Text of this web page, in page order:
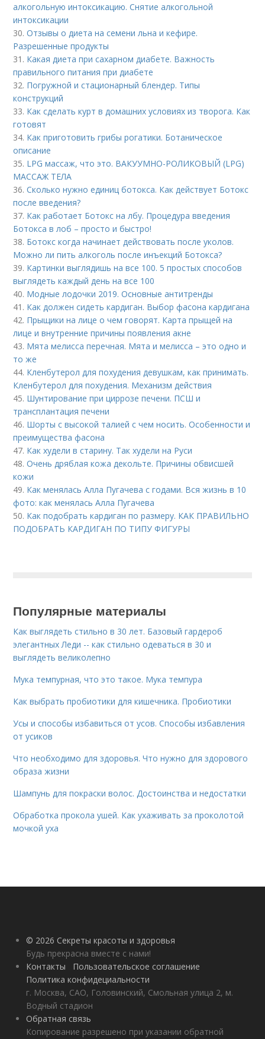
алкогольную интоксикацию. Снятие алкогольной
интоксикации
30.Отзывы о диета на семени льна и кефире.
Разрешенные продукты
31. Какая диета при сахарном диабете. Важность
правильного питания при диабете
32. Погружной и стационарный блендер. Типы
конструкций
33. Как сделать курт в домашних условиях из творога. Как
готовят
34. Как приготовить грибы рогатики. Ботаническое
описание
35. LPG массаж, что это. ВАКУУМНО-РОЛИКОВЫЙ (LPG)
МАССАЖ ТЕЛА
36.Сколько нужно единиц ботокса. Как действует Ботокс
после введения?
37. Как работает Ботокс на лбу. Процедура введения
Ботокса в лоб – просто и быстро!
38. Ботокс когда начинает действовать после уколов.
Можно ли пить алкоголь после инъекций Ботокса?
39. Картинки выглядишь на все 100. 5 простых способов
выглядеть каждый день на все 100
40. Модные лодочки 2019. Основные антитренды
41. Как должен сидеть кардиган. Выбор фасона кардигана
42. Прыщики на лице о чем говорят. Карта прыщей на
лице и внутренние причины появления акне
43. Мята мелисса перечная. Мята и мелисса – это одно и
то же
44. Кленбутерол для похудения девушкам, как принимать.
Кленбутерол для похудения. Механизм действия
45. Шунтирование при циррозе печени. ПСШ и
трансплантация печени
46. Шорты с высокой талией с чем носить. Особенности и
преимущества фасона
47. Как худели в старину. Так худели на Руси
48.Очень дряблая кожа декольте. Причины обвисшей
кожи
49. Как менялась Алла Пугачева с годами. Вся жизнь в 10
фото: как менялась Алла Пугачева
50. Как подобрать кардиган по размеру. КАК ПРАВИЛЬНО
ПОДОБРАТЬ КАРДИГАН ПО ТИПУ ФИГУРЫ
Популярные материалы
Как выглядеть стильно в 30 лет. Базовый гардероб
элегантных Леди -- как стильно одеваться в 30 и
выглядеть великолепно
Мука темпурная, что это такое. Мука темпура
Как выбрать пробиотики для кишечника. Пробиотики
Усы и способы избавиться от усов. Способы избавления
от усиков
Что необходимо для здоровья. Что нужно для здорового
образа жизни
Шампунь для покраски волос. Достоинства и недостатки
Обработка прокола ушей. Как ухаживать за проколотой
мочкой уха
© 2026 Секреты красоты и здоровья
Будь прекрасна вместе с нами!
Контакты
Пользовательское соглашение
Политика конфидециальности
г. Москва, САО, Головинский, Смольная улица 2, м.
Водный стадион
Обратная связь
Копирование разрешено при указании обратной